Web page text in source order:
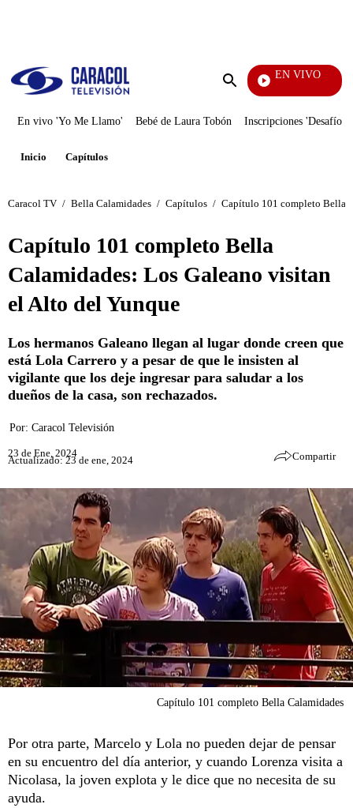
Enviar
EN VIVO
Televentas
En vivo 'Yo Me Llamo' Bebé de Laura Tobón Inscripciones 'Desafío'
Inicio Capítulos
Caracol TV / Bella Calamidades / Capítulos / Capítulo 101 completo Bella
Capítulo 101 completo Bella
Calamidades: Los Galeano visitan
el Alto del Yunque
Los hermanos Galeano llegan al lugar donde creen que
está Lola Carrero y a pesar de que le insisten al
vigilante que los deje ingresar para saludar a los
dueños de la casa, son rechazados.
Por: Caracol Televisión
23 de Ene, 2024
Actualizado: 23 de ene, 2024 Compartir
Capítulo 101 completo Bella Calamidades
Por otra parte, Marcelo y Lola no pueden dejar de pensar
en su encuentro del día anterior, y cuando Lorenza visita a
Nicolasa, la joven explota y le dice que no necesita de su
ayuda.